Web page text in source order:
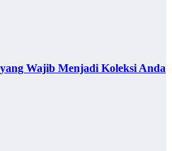
Wajib Menjadi Koleksi Anda